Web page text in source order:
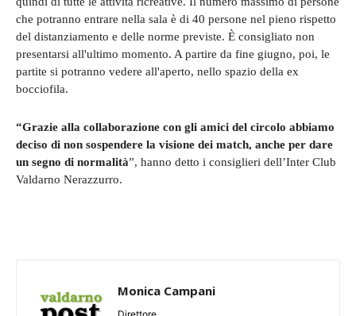
che potranno entrare nella sala è di 40 persone nel pieno rispetto
del distanziamento e delle norme previste. È consigliato non
presentarsi all'ultimo momento. A partire da fine giugno, poi, le
partite si potranno vedere all'aperto, nello spazio della ex
bocciofila.
“Grazie alla collaborazione con gli amici del circolo abbiamo
deciso di non sospendere la visione dei match, anche per dare
un segno di normalità”, hanno detto i consiglieri dell’Inter Club
Valdarno Nerazzurro.
Monica Campani